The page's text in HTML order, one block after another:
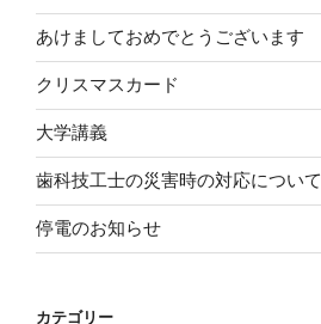
あけましておめでとうございます
クリスマスカード
大学講義
歯科技工士の災害時の対応について
停電のお知らせ
カテゴリー